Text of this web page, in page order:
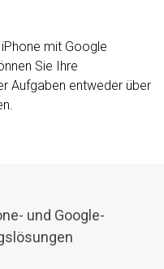
mit Google
Sie Ihre
Aufgaben entweder über
und Google-